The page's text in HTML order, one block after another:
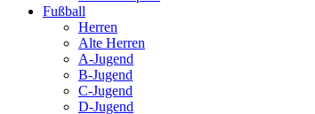
Fußball
Herren
Alte Herren
A-Jugend
B-Jugend
C-Jugend
D-Jugend